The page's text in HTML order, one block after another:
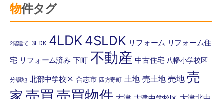
物件タグ
2階建て 3LDK 4LDK4SLDK リフォーム リフォーム住
宅 リフォーム済み 下町 不動産 中古住宅 八幡小学校区
分譲地 北部中学校区 合志市 四方寄町 土地 売土地 売地 売
売買 売買物件